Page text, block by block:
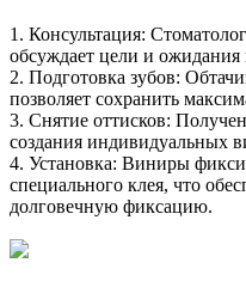
1. Консультация:
обсуждает цели и ожидания
2. Подготовка зубов:
позволяет сохранить
3. Снятие оттисков:
создания индивидуальных
4. Установка: Виниры
специального клея, что
долговечную фиксацию.